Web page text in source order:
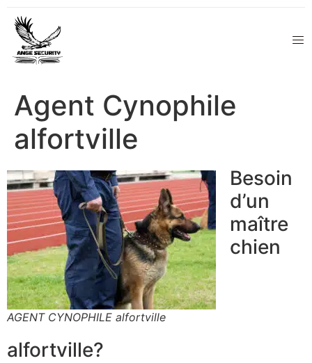
Agent Cynophile
alfortville
AGENT CYNOPHILE alfortville
Besoin
d’un
maître
chien
alfortville?